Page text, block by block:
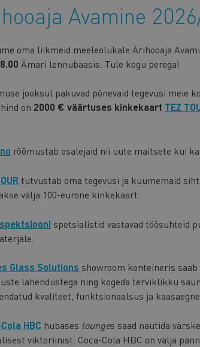
Avamine
oma liikmeid meeleolukale Ärihooaja
Ämari lennubaasis. Tule kogu perega!
jooksul pakuvad põnevaid tegevusi
on 2000 € väärtuses kinkekaart TEZ
rõõmustab osalejaid nii uute maitsete kui
tutvustab oma tegevusi ja kuumemaid
välja 100-eurone kinkekaart.
spetsialistid vastavad töösuhteid
Glass Solutions showroom konteineris
lahendustega ning kogeda terviklikku
kvaliteet, funktsionaalsus ja
HBC hubases lounges saad nautida
viktoriinist. Coca-Cola HBC on välja